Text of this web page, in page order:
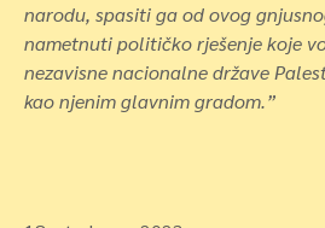
narodu, spasiti ga od ovog
nametnuti političko rješenje koje
nezavisne nacionalne države
kao njenim glavnim gradom.”